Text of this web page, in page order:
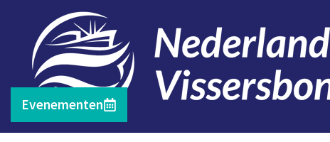
Evenementen